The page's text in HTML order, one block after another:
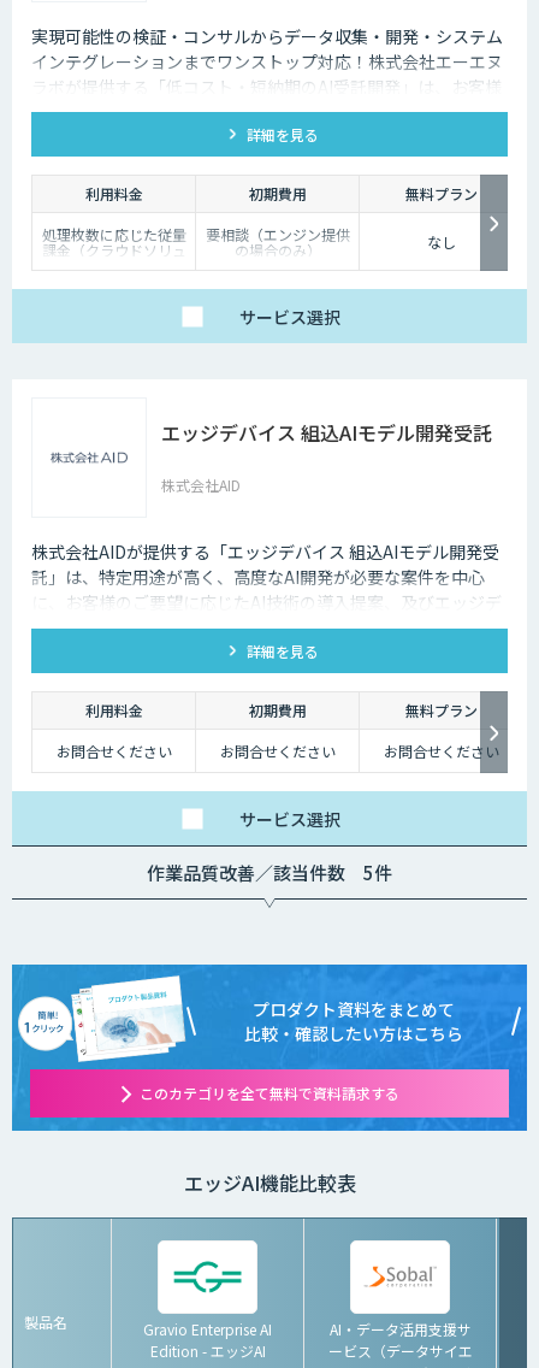
実現可能性の検証・コンサルからデータ収集・開発・システム
インテグレーションまでワンストップ対応！株式会社エーエヌ
ラボが提供する「低コスト・短納期のAI受託開発」は、お客様
のニーズにピッタリ合った画像AIソリューション開発します。
200件以上の実績。無料トライアルもあり、初めての方でも安
心してお任せください！
詳細を見る
利用料金 初期費用
無料プラン
処理枚数に応じた従量
課金（クラウドソリュ
ーション）、オンプレ
に応じて柔軟に対応し
ます。データ処理のみ
希望する場合は、目安
要相談（エンジン提供
の場合のみ） なし
サービス選択
エッジデバイス 組込AIモデル開発受託
株式会社AID
株式会社AIDが提供する「エッジデバイス 組込AIモデル開発受
託」は、特定用途が高く、高度なAI開発が必要な案件を中心
に、お客様のご要望に応じたAI技術の導入提案、及びエッジデ
バイス向けAIアルゴリズムの開発受託を行います。 Nvidia
Jetson、Raspberry Pi、Google Coral TPU、ソラコム S+
Camera、Panasonic Vieureka等、多様なエッジデバイスに対
応しており、可視光カメラに加え、赤外線、LiDARセンサーの
活用経験も豊富にございます。
詳細を見る
利用料金 初期費用
無料プラン
お問合せください
お問合せください お問合せください
サービス選択
作業品質改善／該当件数 5件
プロダクト資料をまとめて
比較・確認したい方はこちら
このカテゴリを全て無料で資料請求する
エッジAI機能比較表
製品名
Gravio Enterprise AI
Edition - エッジAI
AI・データ活用支援サ
ービス（データサイエ